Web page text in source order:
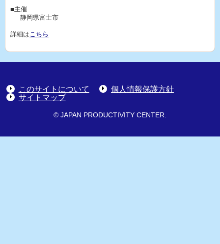
■主催
静岡県富士市
詳細はこちら
このサイトについて
個人情報保護方針
サイトマップ
© JAPAN PRODUCTIVITY CENTER.